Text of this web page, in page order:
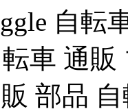
自転
車 通
部品